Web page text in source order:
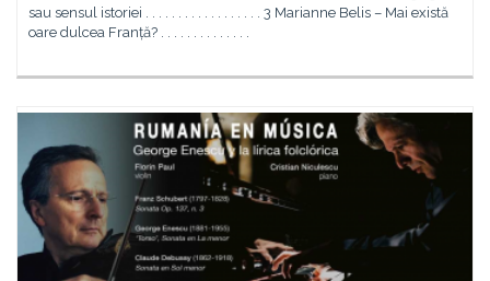
sau sensul istoriei . . . . . . . . . . . . . . . . . . 3 Marianne Belis – Mai există
oare dulcea Franță? . . . . . . . . . . . . . .